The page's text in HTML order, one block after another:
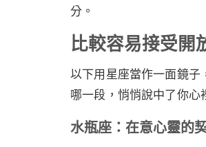
分。
比較容易接受開
以下用星座當作一面鏡子
哪一段，悄悄說中了你心
水瓶座：在意心靈的